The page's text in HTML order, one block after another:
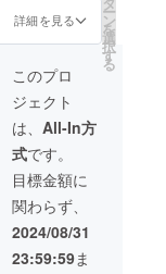
れま
前には
届けの
リター
ンに貼
付され
たラベ
ルや注
意書き
をご確
さい。 -
にお申
場合は
手数料
を除い
た金額
を返金
対応さ
せてい
ただき
ます。
体験日
は
8/18(日)
このリ
ターン
は3,000
円、
5,000
円、
10,000
円のリ
ターン
と同じ
内容に
なりま
す。
ーーー
ーーー
告、個
人の
メッ
セージ
など内
容は自
由で
す。 ね
ぶたは
片側3車
線全6車
線の道
路約
500mを
通行止
詳細を見る ー
ン
を
選
択
す
る
このプロ
ジェクト
は、 All-In方
式です。
目標金額に
関わらず、
2024/08/31
23:59:59ま